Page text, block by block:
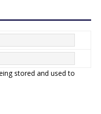
stored and used to